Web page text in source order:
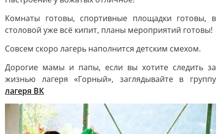
Комнаты готовы, спортивные площадки готовы, в
столовой уже всё кипит, планы мероприятий готовы!
Совсем скоро лагерь наполнится детским смехом.
Дорогие мамы и папы, если вы хотите следить за
жизнью лагеря «Горный», заглядывайте в группу
лагеря ВК